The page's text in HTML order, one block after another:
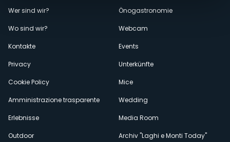
Menù
secondario
Wer sind wir?
Wo sind wir?
Kontakte
Privacy
Cookie Policy
Amministrazione trasparente
Erlebnisse
Outdoor
Önogastronomie
Webcam
Events
Unterkünfte
Mice
Wedding
Media Room
Archiv "Laghi e Monti Today"